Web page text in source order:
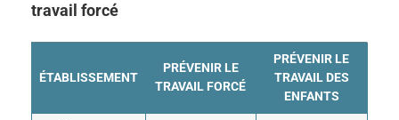
travail forcé
ÉTABLISSEMENT
PRÉVENIR LE
TRAVAIL FORCÉ
PRÉVENIR LE
TRAVAIL DES
ENFANTS